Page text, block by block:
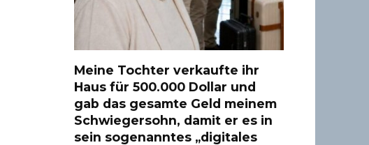
Meine Tochter verkaufte ihr
Haus für 500.000 Dollar und
gab das gesamte Geld meinem
Schwiegersohn, damit er es in
sein sogenanntes „digitales